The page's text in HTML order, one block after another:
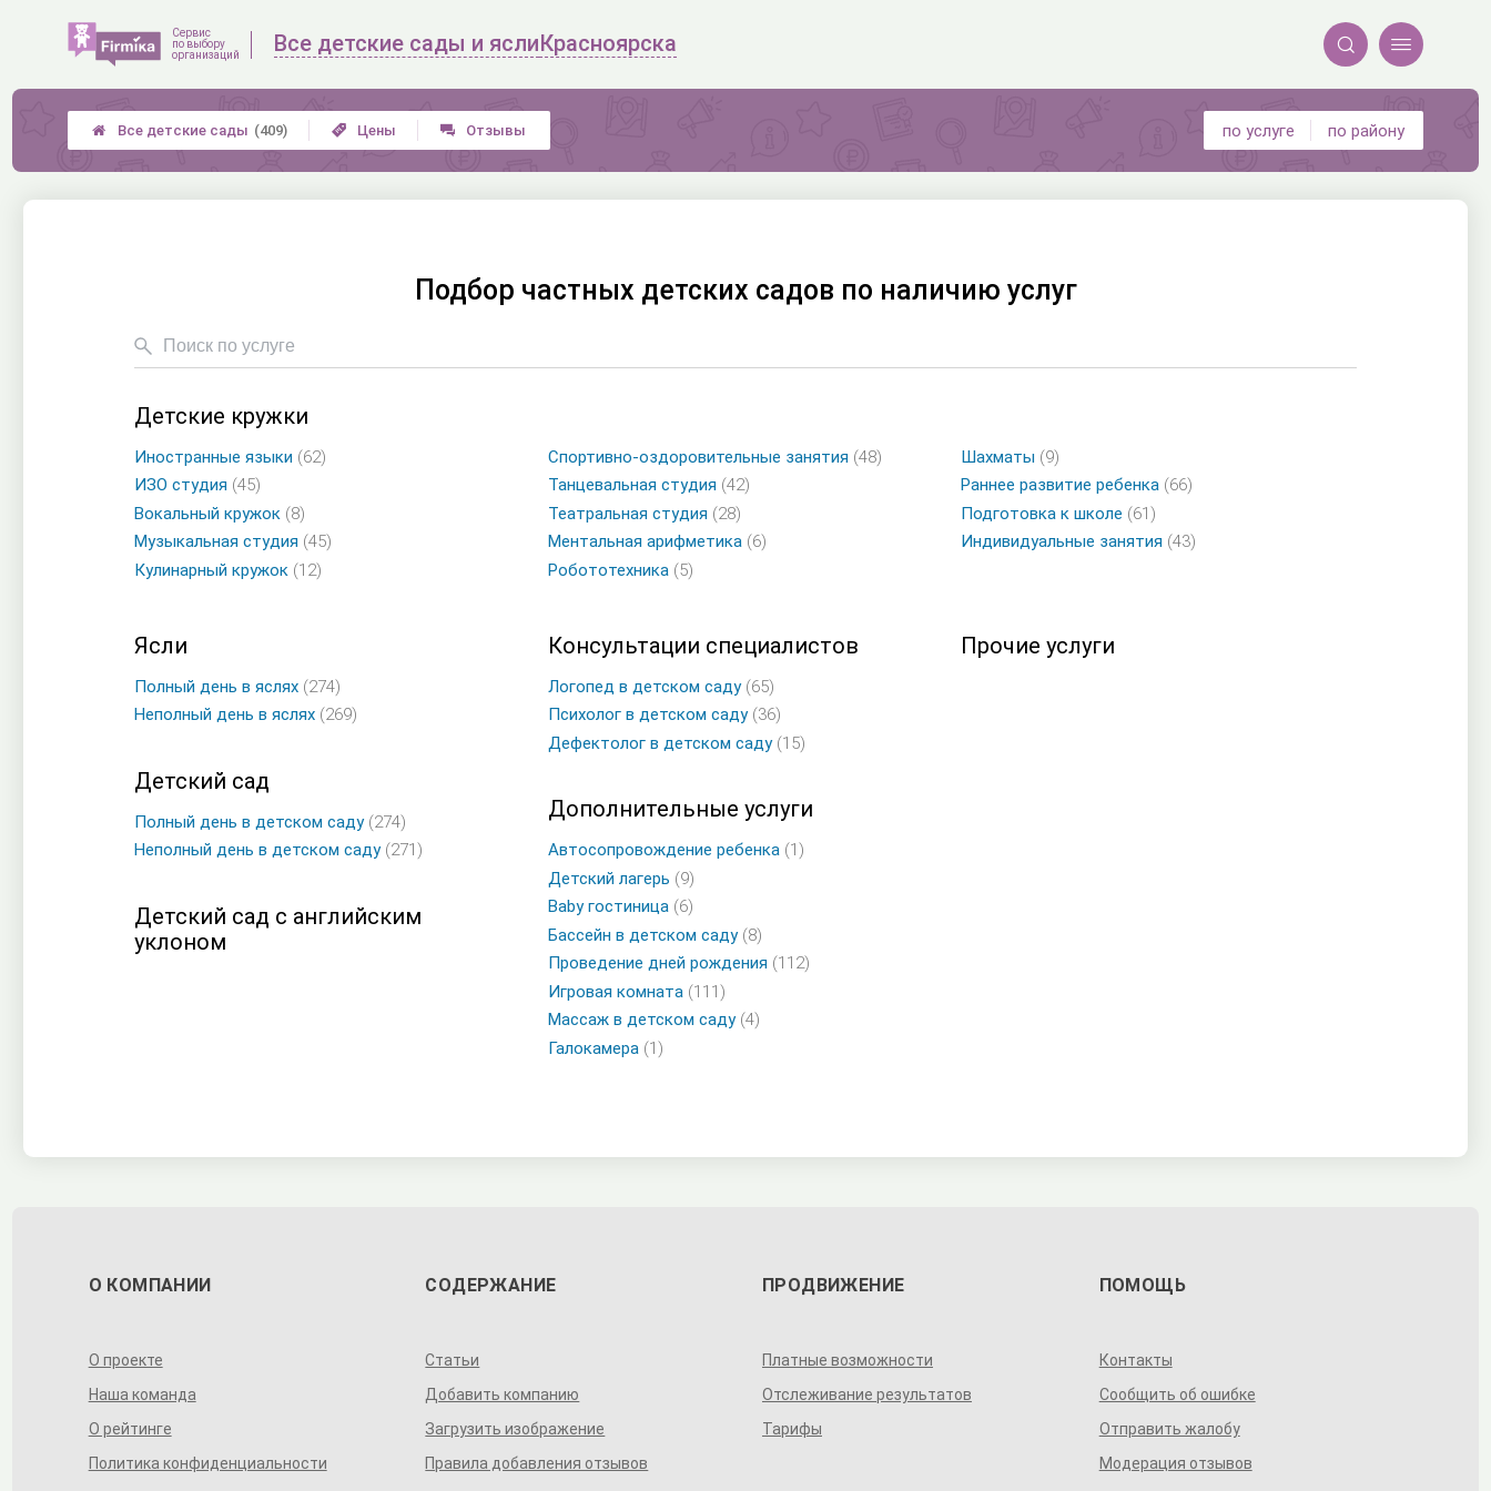
Сервис
по выбору
организаций
Все детские сады и яслиКрасноярска  
 Отзывы
 Цены
 Все детские сады (409) по услуге по району
Подбор частных детских садов по наличию услуг
Детские кружки
Иностранные языки (62)
ИЗО студия (45)
Вокальный кружок (8)
Музыкальная студия (45)
Кулинарный кружок (12)
Спортивно-оздоровительные занятия (48)
Танцевальная студия (42)
Театральная студия (28)
Ментальная арифметика (6)
Робототехника (5)
Шахматы (9)
Раннее развитие ребенка (66)
Подготовка к школе (61)
Индивидуальные занятия (43)
Ясли
Полный день в яслях (274)
Неполный день в яслях (269)
Детский сад
Полный день в детском саду (274)
Неполный день в детском саду (271)
Детский сад с английским
уклоном
Консультации специалистов
Логопед в детском саду (65)
Психолог в детском саду (36)
Дефектолог в детском саду (15)
Дополнительные услуги
Автосопровождение ребенка (1)
Детский лагерь (9)
Baby гостиница (6)
Бассейн в детском саду (8)
Проведение дней рождения (112)
Игровая комната (111)
Массаж в детском саду (4)
Галокамера (1)
Прочие услуги
О КОМПАНИИ
О проекте
Наша команда
О рейтинге
Политика конфиденциальности
СОДЕРЖАНИЕ
Статьи
Добавить компанию
Загрузить изображение
Правила добавления отзывов
ПРОДВИЖЕНИЕ
Платные возможности
Отслеживание результатов
Тарифы
ПОМОЩЬ
Контакты
Сообщить об ошибке
Отправить жалобу
Модерация отзывов